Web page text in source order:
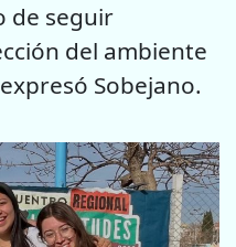
de seguir
del ambiente
Sobejano.